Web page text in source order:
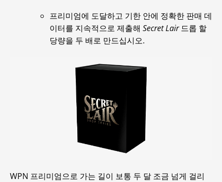
프리미엄에 도달하고 기한 안에 정확한 판매 데
이터를 지속적으로 제출해 Secret Lair드롭 할
당량을 두 배로 만드십시오.
WPN 프리미엄으로 가는 길이 보통 두 달 조금 넘게 걸리